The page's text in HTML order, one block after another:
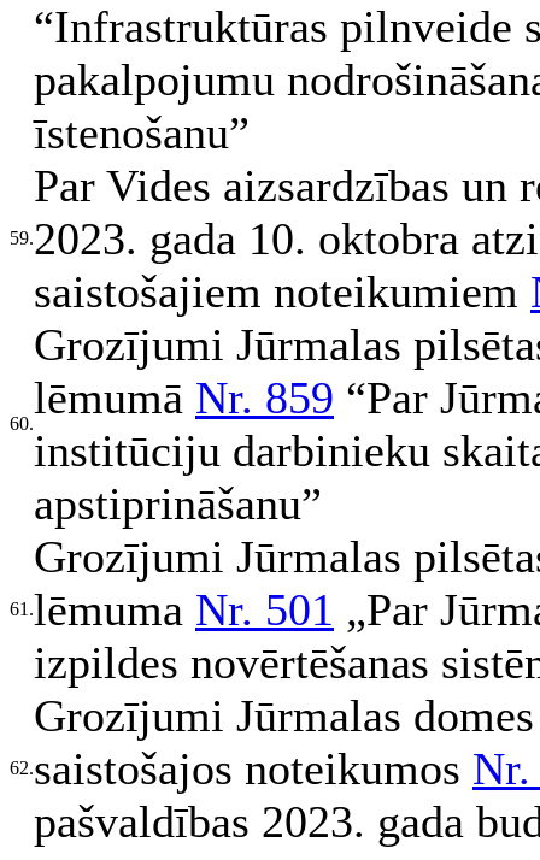
“Infrastruktūras pilnveide
pakalpojumu
īstenošanu”
59.
Par Vides aizsardzības un
2023. gada 10. oktobra
saistošajiem noteikumiem
60.
Grozījumi Jūrmalas
lēmumā Nr. 859 “Par
institūciju darbinieku
apstiprināšanu”
61.
Grozījumi Jūrmalas
lēmuma Nr. 501 „Par
izpildes novērtēšanas
62.
Grozījumi Jūrmalas
saistošajos noteikumos
pašvaldības 2023. gada